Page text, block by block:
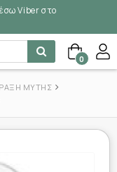
Viber στο
0
ΜΥΤΗΣ